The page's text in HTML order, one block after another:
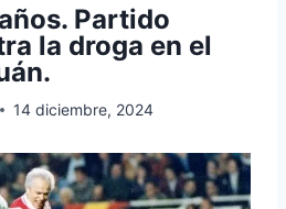
Partido
la droga en el
14 diciembre, 2024